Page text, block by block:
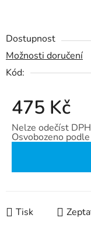
Dostupnost
Možnosti doručení
Kód:
475 Kč
Nelze odečíst DPH
Osvobozeno
Tisk